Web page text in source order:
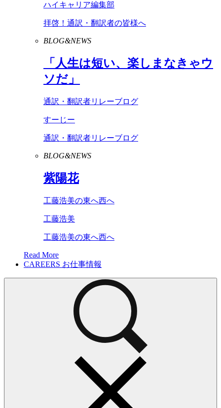
ハイキャリア編集部
拝啓！通訳・翻訳者の皆様へ
BLOG&NEWS
「人生は短い、楽しまなきゃウ
ソだ」
通訳・翻訳者リレーブログ
すーじー
通訳・翻訳者リレーブログ
BLOG&NEWS
紫陽花
工藤浩美の東へ西へ
工藤浩美
工藤浩美の東へ西へ
Read More
CAREERS お仕事情報